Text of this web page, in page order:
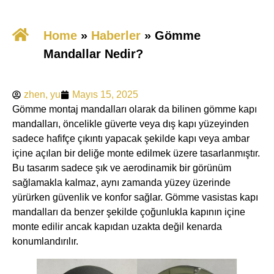
Home » ​Haberler »Gömme
Mandallar Nedir?
zhen, yu
Mayıs 15, 2025
Gömme montaj mandalları olarak da bilinen gömme kapı
mandalları, öncelikle güverte veya dış kapı yüzeyinden
sadece hafifçe çıkıntı yapacak şekilde kapı veya ambar
içine açılan bir deliğe monte edilmek üzere tasarlanmıştır.
Bu tasarım sadece şık ve aerodinamik bir görünüm
sağlamakla kalmaz, aynı zamanda yüzey üzerinde
yürürken güvenlik ve konfor sağlar. Gömme vasistas kapı
mandalları da benzer şekilde çoğunlukla kapının içine
monte edilir ancak kapıdan uzakta değil kenarda
konumlandırılır.